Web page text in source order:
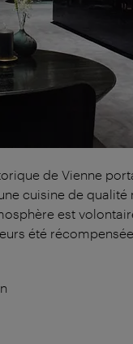
de Vienne
cuisine de qualité
est
été